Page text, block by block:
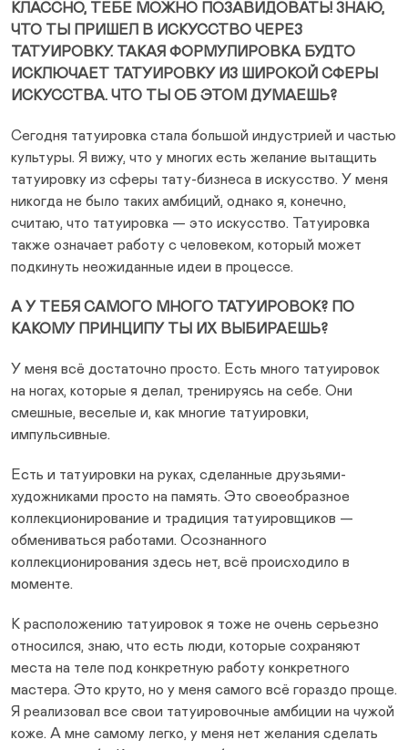
КЛАССНО, ТЕБЕ МОЖНО ПОЗАВИДОВАТЬ! ЗНАЮ,
ЧТО ТЫ ПРИШЕЛ В ИСКУССТВО ЧЕРЕЗ
ТАТУИРОВКУ. ТАКАЯ ФОРМУЛИРОВКА БУДТО
ИСКЛЮЧАЕТ ТАТУИРОВКУ ИЗ ШИРОКОЙ СФЕРЫ
ИСКУССТВА. ЧТО ТЫ ОБ ЭТОМ ДУМАЕШЬ?
Сегодня татуировка стала большой индустрией и частью
культуры. Я вижу, что у многих есть желание вытащить
татуировку из сферы тату-бизнеса в искусство. У меня
никогда не было таких амбиций, однако я, конечно,
считаю, что татуировка — это искусство. Татуировка
также означает работу с человеком, который может
подкинуть неожиданные идеи в процессе.
А У ТЕБЯ САМОГО МНОГО ТАТУИРОВОК? ПО
КАКОМУ ПРИНЦИПУ ТЫ ИХ ВЫБИРАЕШЬ?
У меня всё достаточно просто. Есть много татуировок
на ногах, которые я делал, тренируясь на себе. Они
смешные, веселые и, как многие татуировки,
импульсивные.
Есть и татуировки на руках, сделанные друзьями-
художниками просто на память. Это своеобразное
коллекционирование и традиция татуировщиков —
обмениваться работами. Осознанного
коллекционирования здесь нет, всё происходило в
моменте.
К расположению татуировок я тоже не очень серьезно
относился, знаю, что есть люди, которые сохраняют
места на теле под конкретную работу конкретного
мастера. Это круто, но у меня самого всё гораздо проще.
Я реализовал все свои татуировочные амбиции на чужой
коже. А мне самому легко, у меня нет желания сделать